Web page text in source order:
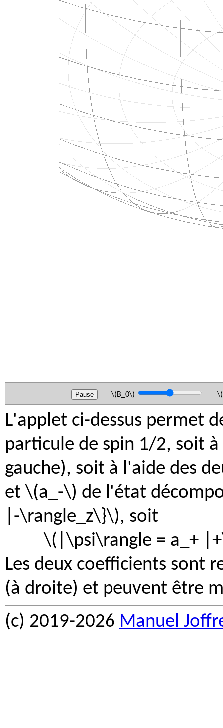
\(B_0\)
L'applet ci-dessus permet
particule de spin 1/2, soit
gauche), soit à l'aide des
et \(a_-\) de l'état
|-\rangle_z\}\), soit
\(|\psi\rangle = a_+
Les deux coefficients sont
(à droite) et peuvent être
(c) 2019-2026 Manuel